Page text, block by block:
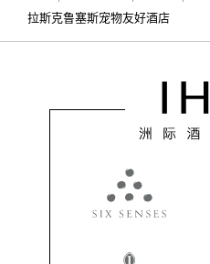
拉斯克鲁塞斯宠物友好酒店